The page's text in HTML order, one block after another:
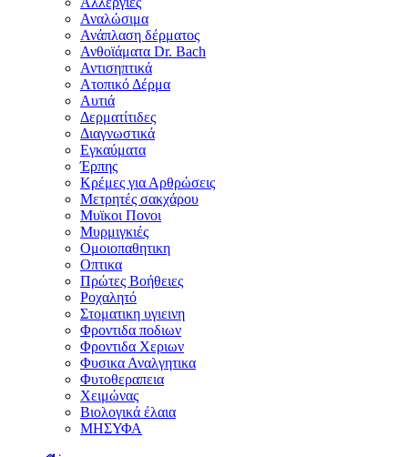
Αναλώσιμα
Ανάπλαση δέρματος
Ανθοϊάματα Dr. Bach
Αντισηπτικά
Ατοπικό Δέρμα
Αυτιά
Δερματίτιδες
Διαγνωστικά
Εγκαύματα
Έρπης
Κρέμες για Αρθρώσεις
Μετρητές σακχάρου
Μυϊκοι Πονοι
Μυρμιγκιές
Ομοιοπαθητικη
Οπτικα
Πρώτες Βοήθειες
Ροχαλητό
Στοματικη υγιεινη
Φροντιδα ποδιων
Φροντιδα Χεριων
Φυσικα Αναλγητικα
Φυτοθεραπεια
Χειμώνας
Βιολογικά έλαια
ΜΗΣΥΦΑ